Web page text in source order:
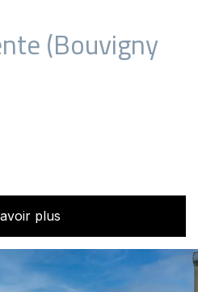
(Bouvigny
plus